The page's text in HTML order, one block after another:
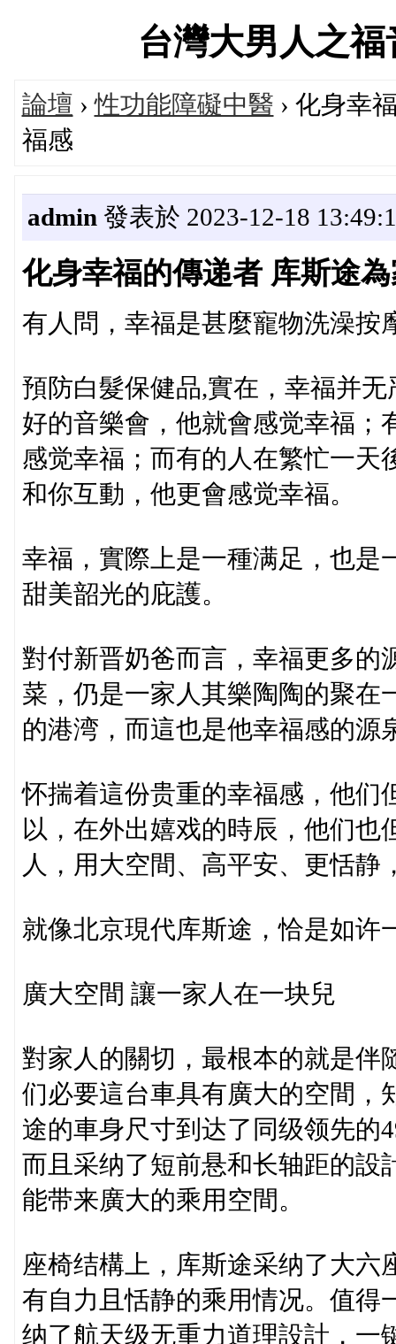
台灣大男人之
論壇 ›性功能障礙中醫 › 化身幸
福感
admin 發表於 2023-12-18
化身幸福的傳递者 库斯途
有人問，幸福是甚麼寵物洗澡按
預防白髮保健品,實在，幸福并
好的音樂會，他就會感觉幸福；
感觉幸福；而有的人在繁忙一天
和你互動，他更會感觉幸福。
幸福，實際上是一種满足，也是
甜美韶光的庇護。
對付新晋奶爸而言，幸福更多的
菜，仍是一家人其樂陶陶的聚在
的港湾，而這也是他幸福感的源
怀揣着這份贵重的幸福感，他们
以，在外出嬉戏的時辰，他们
人，用大空間、高平安、更恬
就像北京現代库斯途，恰是如许
廣大空間 讓一家人在一块兒
對家人的關切，最根本的就是伴
们必要這台車具有廣大的空間，
途的車身尺寸到达了同级领先的
而且采纳了短前悬和长轴距的設
能带来廣大的乘用空間。
座椅结構上，库斯途采纳了大六
有自力且恬静的乘用情况。值得
纳了航天级无重力道理設計，一